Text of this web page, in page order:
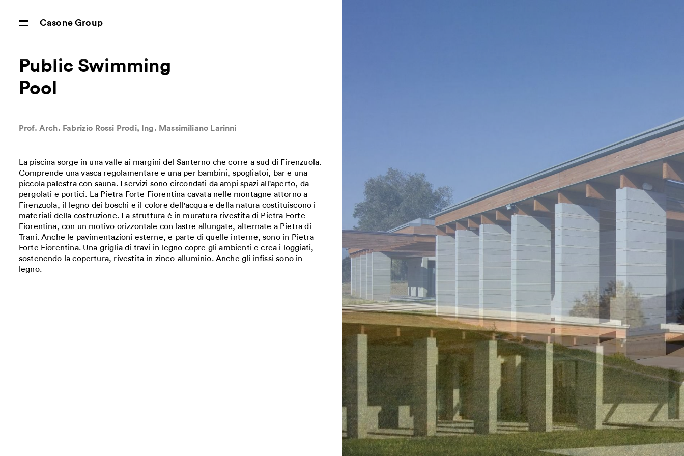
Casone Group
Public Swimming
Pool
Prof. Arch. Fabrizio Rossi Prodi, Ing. Massimiliano Larinni
La piscina sorge in una valle ai margini del Santerno che corre a sud di Firenzuola.
Comprende una vasca regolamentare e una per bambini, spogliatoi, bar e una
piccola palestra con sauna. I servizi sono circondati da ampi spazi all'aperto, da
pergolati e portici. La Pietra Forte Fiorentina cavata nelle montagne attorno a
Firenzuola, il legno dei boschi e il colore dell'acqua e della natura costituiscono i
materiali della costruzione. La struttura è in muratura rivestita di Pietra Forte
Fiorentina, con un motivo orizzontale con lastre allungate, alternate a Pietra di
Trani. Anche le pavimentazioni esterne, e parte di quelle interne, sono in Pietra
Forte Fiorentina. Una griglia di travi in legno copre gli ambienti e crea i loggiati,
sostenendo la copertura, rivestita in zinco-alluminio. Anche gli infissi sono in
legno.